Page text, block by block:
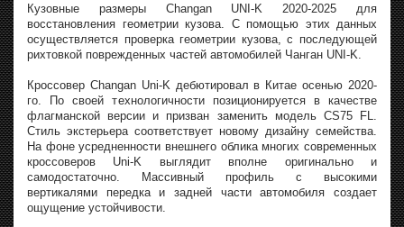
Кузовные размеры Changan UNI-K 2020-2025 для
восстановления геометрии кузова. С помощью этих данных
осуществляется проверка геометрии кузова, с последующей
рихтовкой поврежденных частей автомобилей Чанган UNI-K.
Кроссовер Changan Uni-K дебютировал в Китае осенью 2020-
го. По своей технологичности позиционируется в качестве
флагманской версии и призван заменить модель CS75 FL.
Стиль экстерьера соответствует новому дизайну семейства.
На фоне усредненности внешнего облика многих современных
кроссоверов Uni-K выглядит вполне оригинально и
самодостаточно. Массивный профиль с высокими
вертикалями передка и задней части автомобиля создает
ощущение устойчивости.